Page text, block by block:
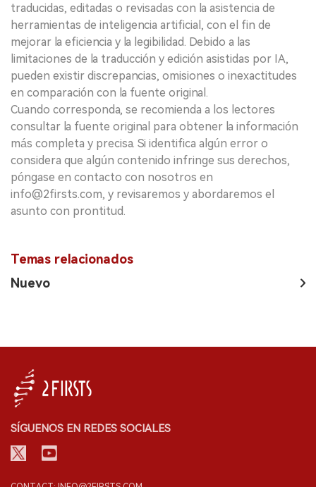
traducidas, editadas o revisadas con la asistencia de
herramientas de inteligencia artificial, con el fin de
mejorar la eficiencia y la legibilidad. Debido a las
limitaciones de la traducción y edición asistidas por IA,
pueden existir discrepancias, omisiones o inexactitudes
en comparación con la fuente original.
Cuando corresponda, se recomienda a los lectores
consultar la fuente original para obtener la información
más completa y precisa. Si identifica algún error o
considera que algún contenido infringe sus derechos,
póngase en contacto con nosotros en
info@2firsts.com, y revisaremos y abordaremos el
asunto con prontitud.
Temas relacionados
Nuevo
SÍGUENOS EN REDES SOCIALES